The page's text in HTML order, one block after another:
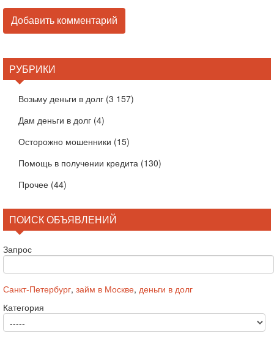
РУБРИКИ
Возьму деньги в долг (3 157)
Дам деньги в долг (4)
Осторожно мошенники (15)
Помощь в получении кредита (130)
Прочее (44)
ПОИСК ОБЪЯВЛЕНИЙ
Запрос
Санкт-Петербург, займ в Москве, деньги в долг
Категория